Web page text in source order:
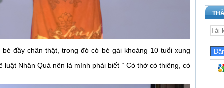
đầy chân thật, trong đó có bé gái khoảng 10 tuổi xung
luật Nhân Quả nên là mình phải biết “ Có thờ có thiêng, có